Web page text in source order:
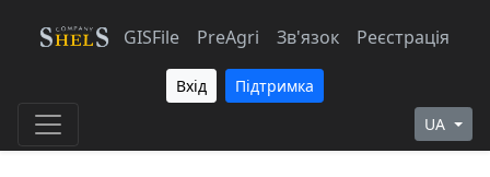
GISFile PreAgri Зв'язок Реєстрація
Вхід
Підтримка
UA